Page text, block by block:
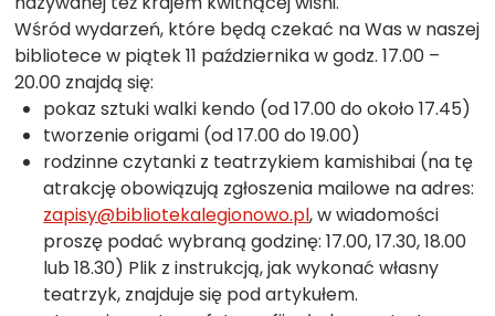
Wśród wydarzeń, które będą czekać na Was w naszej
bibliotece w piątek 11 października w godz. 17.00 –
20.00 znajdą się:
pokaz sztuki walki kendo (od 17.00 do około 17.45)
tworzenie origami (od 17.00 do 19.00)
rodzinne czytanki z teatrzykiem kamishibai (na tę
atrakcję obowiązują zgłoszenia mailowe na adres:
zapisy@bibliotekalegionowo.pl, w wiadomości
proszę podać wybraną godzinę: 17.00, 17.30, 18.00
lub 18.30) Plik z instrukcją, jak wykonać własny
teatrzyk, znajduje się pod artykułem.